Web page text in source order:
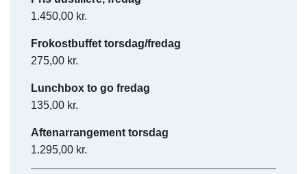
1.450,00 kr.
Frokostbuffet torsdag/fredag
275,00 kr.
Lunchbox to go fredag
135,00 kr.
Aftenarrangement torsdag
1.295,00 kr.